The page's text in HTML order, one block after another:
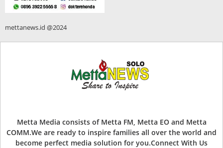
mettanews.id @2024
Metta Media consists of Metta FM, Metta EO and Metta
COMM.We are ready to inspire families all over the world and
become perfect media solution for you.Connect With Us